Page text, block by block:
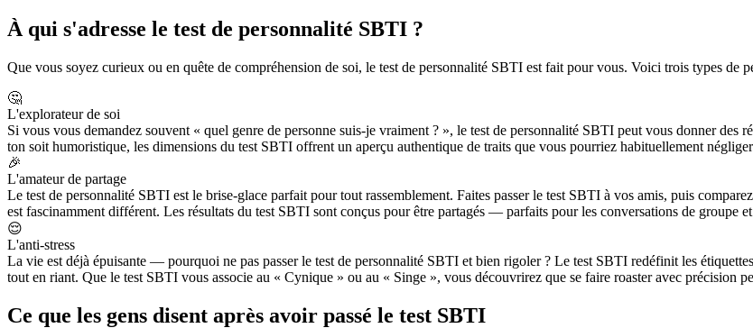
À qui s'adresse le test de personnalité SBTI ?
Que vous soyez curieux ou en quête de compréhension de soi, le test de personnalité SBTI est fait pour vous. Voici trois types de
🤔
L'explorateur de soi
Si vous vous demandez souvent « quel genre de personne suis-je vraiment ? », le test de personnalité SBTI peut vous donner
ton soit humoristique, les dimensions du test SBTI offrent un aperçu authentique de traits que vous pourriez habituellement
🎉
L'amateur de partage
Le test de personnalité SBTI est le brise-glace parfait pour tout rassemblement. Faites passer le test SBTI à vos amis, puis
est fascinamment différent. Les résultats du test SBTI sont conçus pour être partagés — parfaits pour les conversations de groupe
😌
L'anti-stress
La vie est déjà épuisante — pourquoi ne pas passer le test de personnalité SBTI et bien rigoler ? Le test SBTI redéfinit les
tout en riant. Que le test SBTI vous associe au « Cynique » ou au « Singe », vous découvrirez que se faire roaster avec précision
Ce que les gens disent après avoir passé le test SBTI